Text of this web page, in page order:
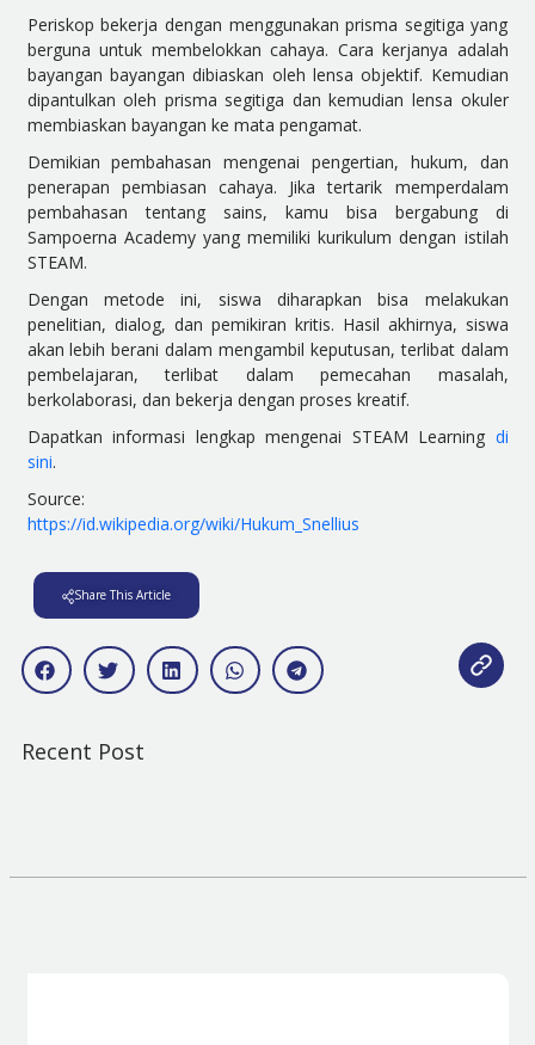
Periskop bekerja dengan menggunakan prisma segitiga yang
berguna untuk membelokkan cahaya. Cara kerjanya adalah
bayangan bayangan dibiaskan oleh lensa objektif. Kemudian
dipantulkan oleh prisma segitiga dan kemudian lensa okuler
membiaskan bayangan ke mata pengamat.
Demikian pembahasan mengenai pengertian, hukum, dan
penerapan pembiasan cahaya. Jika tertarik memperdalam
pembahasan tentang sains, kamu bisa bergabung di
Sampoerna Academy yang memiliki kurikulum dengan istilah
STEAM.
Dengan metode ini, siswa diharapkan bisa melakukan
penelitian, dialog, dan pemikiran kritis. Hasil akhirnya, siswa
akan lebih berani dalam mengambil keputusan, terlibat dalam
pembelajaran, terlibat dalam pemecahan masalah,
berkolaborasi, dan bekerja dengan proses kreatif.
Dapatkan informasi lengkap mengenai STEAM Learning di
sini.
Source:
https://id.wikipedia.org/wiki/Hukum_Snellius
Share This Article
Recent Post